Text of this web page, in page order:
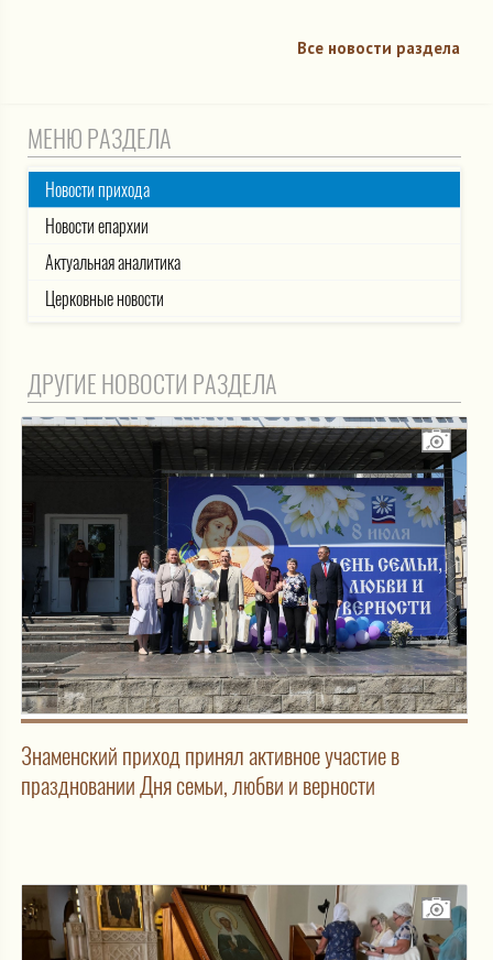
Все новости раздела
МЕНЮ РАЗДЕЛА
Новости прихода
Новости епархии
Актуальная аналитика
Церковные новости
ДРУГИЕ НОВОСТИ РАЗДЕЛА
Знаменский приход принял активное участие в
праздновании Дня семьи, любви и верности